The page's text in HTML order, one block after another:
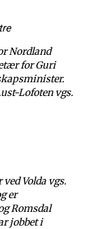
Nordland
for Guri
Lofoten vgs.
Volda vgs.
er
Romsdal
jobbet i